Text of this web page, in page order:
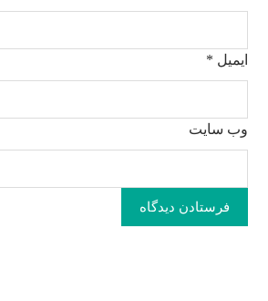
ایمیل *
وب‌ سایت
فرستادن دیدگاه